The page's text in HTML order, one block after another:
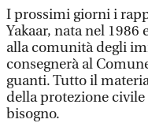
I prossimi giorni i
Yakaar, nata nel
alla comunità degli
consegnerà al
guanti. Tutto il
della protezione
bisogno.